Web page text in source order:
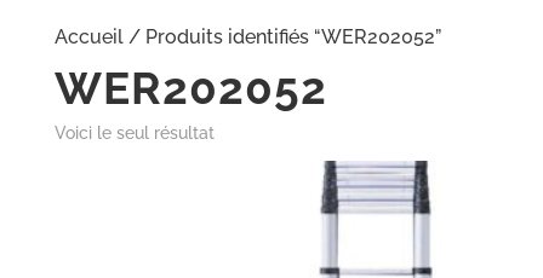
Accueil/ Produits identifiés “WER202052”
WER202052
Voici le seul résultat